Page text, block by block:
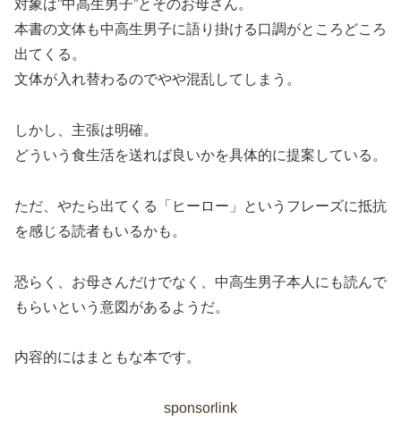
対象は”中高生男子”とそのお母さん。
本書の文体も中高生男子に語り掛ける口調がところどころ
出てくる。
文体が入れ替わるのでやや混乱してしまう。
しかし、主張は明確。
どういう食生活を送れば良いかを具体的に提案している。
ただ、やたら出てくる「ヒーロー」というフレーズに抵抗
を感じる読者もいるかも。
恐らく、お母さんだけでなく、中高生男子本人にも読んで
もらいという意図があるようだ。
内容的にはまともな本です。
sponsorlink